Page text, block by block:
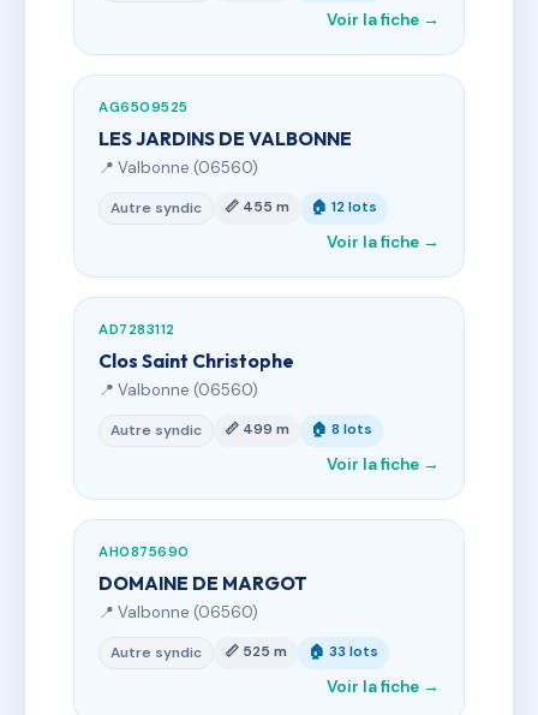
Voir la fiche →
AG6509525
LES JARDINS DE VALBONNE
📍 Valbonne (06560)
Autre syndic 📏 455 m 🏠 12 lots
Voir la fiche →
AD7283112
Clos Saint Christophe
📍 Valbonne (06560)
Autre syndic 📏 499 m 🏠 8 lots
Voir la fiche →
AH0875690
DOMAINE DE MARGOT
📍 Valbonne (06560)
Autre syndic 📏 525 m 🏠 33 lots
Voir la fiche →